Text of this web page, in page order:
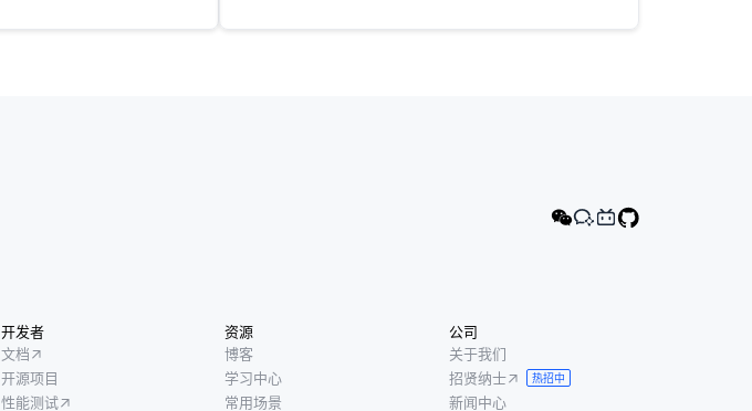
开发者
文档
开源项目
性能测试
资源
博客
学习中心
常用场景
公司
关于我们
招贤纳士
热招中
新闻中心